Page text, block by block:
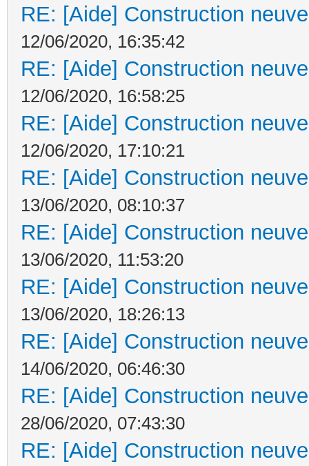
RE: [Aide] Construction
12/06/2020, 16:35:42
RE: [Aide] Construction
12/06/2020, 16:58:25
RE: [Aide] Construction
12/06/2020, 17:10:21
RE: [Aide] Construction
13/06/2020, 08:10:37
RE: [Aide] Construction
13/06/2020, 11:53:20
RE: [Aide] Construction
13/06/2020, 18:26:13
RE: [Aide] Construction
14/06/2020, 06:46:30
RE: [Aide] Construction
28/06/2020, 07:43:30
RE: [Aide] Construction